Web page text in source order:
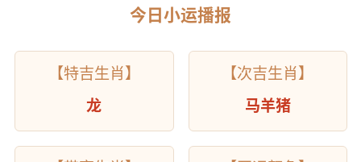
今日小运播报
【特吉生肖】
龙
【次吉生肖】
马羊猪